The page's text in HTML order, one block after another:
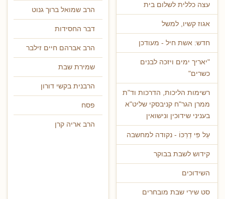
עצה כללית לשלום בית
אגוז קשיו, למשל
חדש: אשת חיל - מעודכן
"יאריך ימים ויזכה לבנים
כשרים"
רשימות הליכות, הדרכות וד"ת
ממרן הגר"ח קניבסקי שליט"א
בעניני שידוכין ונישואין
עַל פִּי דַרְכּוֹ - נקודה למחשבה
קידוש לשבת בבוקר
השידוכים
סט שירי שבת מובחרים
הרב שמואל ברוך גנוט
דבר החסידות
הרב אברהם חיים זילבר
שמירת שבת
הרבנית בקשי דורון
פסח
הרב אריה קרן